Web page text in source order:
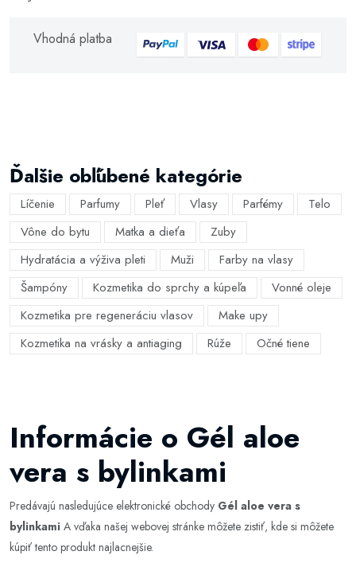
Vhodná platba
Ďalšie obľúbené kategórie
Líčenie Parfumy Pleť Vlasy Parfémy
Telo
Vône do bytu
Matka a dieťa
Zuby
Hydratácia a výživa pleti
Muži
Farby na vlasy
Šampóny
Kozmetika do sprchy a kúpeľa
Vonné oleje
Kozmetika pre regeneráciu vlasov
Make upy
Kozmetika na vrásky a antiaging
Rúže Očné tiene
Informácie o Gél aloe
vera s bylinkami
Predávajú nasledujúce elektronické obchody Gél aloe vera s
bylinkami A vďaka našej webovej stránke môžete zistiť, kde si môžete
kúpiť tento produkt najlacnejšie.